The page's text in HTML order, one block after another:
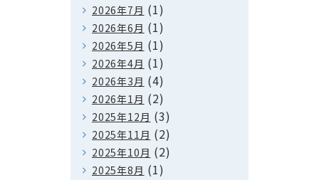
2026年7月 (1)
2026年6月 (1)
2026年5月 (1)
2026年4月 (1)
2026年3月 (4)
2026年1月 (2)
2025年12月 (3)
2025年11月 (2)
2025年10月 (2)
2025年8月 (1)